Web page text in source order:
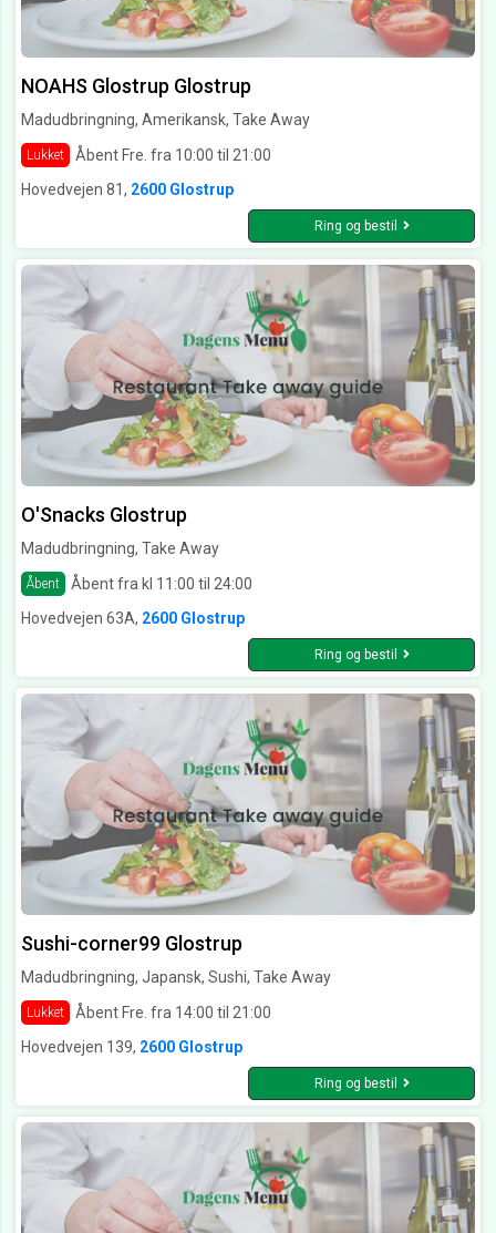
NOAHS Glostrup Glostrup
Madudbringning, Amerikansk, Take Away
Lukket
Åbent Fre. fra 10:00 til 21:00
Hovedvejen 81, 2600 Glostrup
Ring og bestil
O'Snacks Glostrup
Madudbringning, Take Away
Åbent
Åbent fra kl 11:00 til 24:00
Hovedvejen 63A, 2600 Glostrup
Ring og bestil
Sushi-corner99 Glostrup
Madudbringning, Japansk, Sushi, Take Away
Lukket
Åbent Fre. fra 14:00 til 21:00
Hovedvejen 139, 2600 Glostrup
Ring og bestil